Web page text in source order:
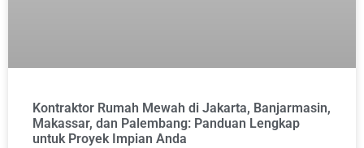
Kontraktor Rumah Mewah di Jakarta, Banjarmasin,
Makassar, dan Palembang: Panduan Lengkap
untuk Proyek Impian Anda